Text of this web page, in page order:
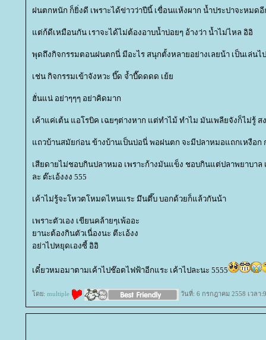
ฝนตกหนัก ก็ยิ่งดี เพราะได้ข่าวว่าปีนี้ เขื่อนแห้งผาก น้ำประปาจะหมด
ต่ก้ดีเหมือนกัน เราจะได้ไม่ต้องอาบน้ำบ่อยๆ อ้างว่า น้ำไม่ไหล อิอิ
พุดถึงกิจกรรมตอนฝนตกนี่ มีอะไร สนุกตั้งหลายอย่างเลยน้า เป็นเล่นไป
เช่น กิจกรรมเข้าจังหวะ บึ๊ด จ้ำบื๊ดดดด เย้
ฮั่นแน่ อย่าๆๆๆ อย่าคิดมาก
เค้าแค่เต้น แอโรบิค เฉยๆต่างหาก แต่ทำไม้ ทำไม มันเพลียจังก็ไม่รู้ ส
ถวบ้านสมัยก่อน ข้างบ้านเป็นบ่อนี่ พอฝนตก จะมีปลาหมอแถกเหงือก
เสียดายไม่ชอบกินปลาหมอ เพราะก้างมันแข็ง ชอบกินแต่ปลาพยาบาล
ละ ต๊ะเอ้งงง 555
เค้าไม่รู้จะโหวตโหมดไหนแระ มึนตึ๊บ บอกด้วยก็แล้วกันน้า
เพราะตัวเอง เขียนคล้ายๆเพ้ออะ
านะต้องกินตัวเนื่องนะ ตีะเอ้งง
อย่าไปหยุดเองซี้ อิอิ
เดี๋ยวหมอมาตามเค้าไปช๊อตไฟฟ้าอีกแระ เค้าไปละนะ 5555
ดย: multiple วันที่: 6 กรกฎาคม 2558 เวลา